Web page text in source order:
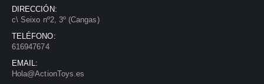
DIRECCIÓN:
c\ Seixo nº2, 3º (Cangas)
TELÉFONO:
616947674
EMAIL:
Hola@ActionToys.es